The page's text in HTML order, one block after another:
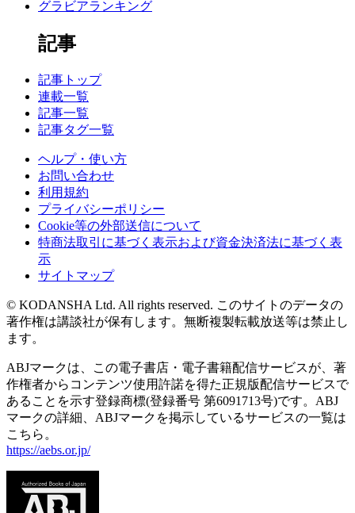
グラビアランキング
記事
記事トップ
連載一覧
記事一覧
記事タグ一覧
ヘルプ・使い方
お問い合わせ
利用規約
プライバシーポリシー
Cookie等の外部送信について
特商法取引に基づく表示および資金決済法に基づく表
示
サイトマップ
© KODANSHA Ltd. All rights reserved. このサイトのデータの
著作権は講談社が保有します。無断複製転載放送等は禁止し
ます。
ABJマークは、この電子書店・電子書籍配信サービスが、著
作権者からコンテンツ使用許諾を得た正規版配信サービスで
あることを示す登録商標(登録番号 第6091713号)です。ABJ
マークの詳細、ABJマークを掲示しているサービスの一覧は
こちら。
https://aebs.or.jp/